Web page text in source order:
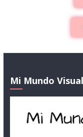
Mi Mundo Visual